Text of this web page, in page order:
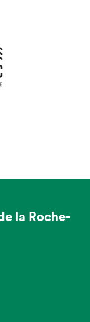
la Roche-